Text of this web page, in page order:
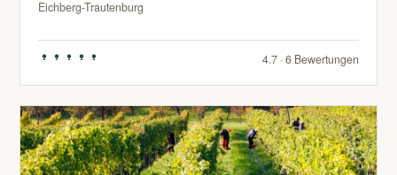
Eichberg-Trautenburg
4.7 · 6 Bewertungen